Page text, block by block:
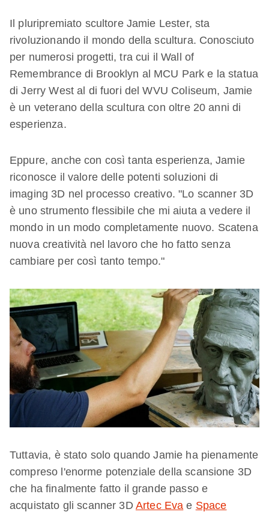
Il pluripremiato scultore Jamie Lester, sta
rivoluzionando il mondo della scultura. Conosciuto
per numerosi progetti, tra cui il Wall of
Remembrance di Brooklyn al MCU Park e la statua
di Jerry West al di fuori del WVU Coliseum, Jamie
è un veterano della scultura con oltre 20 anni di
esperienza.
Eppure, anche con così tanta esperienza, Jamie
riconosce il valore delle potenti soluzioni di
imaging 3D nel processo creativo. "Lo scanner 3D
è uno strumento flessibile che mi aiuta a vedere il
mondo in un modo completamente nuovo. Scatena
nuova creatività nel lavoro che ho fatto senza
cambiare per così tanto tempo."
Tuttavia, è stato solo quando Jamie ha pienamente
compreso l'enorme potenziale della scansione 3D
che ha finalmente fatto il grande passo e
acquistato gli scanner 3D Artec Eva e Space